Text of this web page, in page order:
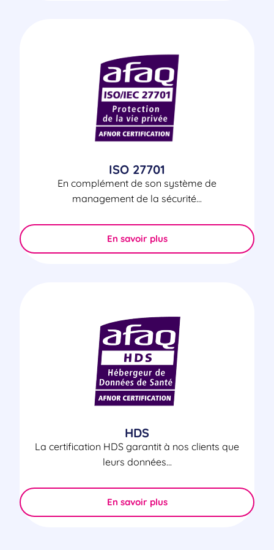
ISO 27701
En complément de son système de
management de la sécurité...
En savoir plus
HDS
La certification HDS garantit à nos clients que
leurs données...
En savoir plus